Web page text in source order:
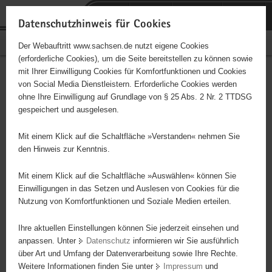
P
Portalübergreifende
Navigation
Bürgerschaftliches Engagement
Hauptinhalt
EC-Jugendkreis
Mildenau/Mauersberg
Jugendliche geeignet.
Der EC-Jugendkreis Mildenau/Mauersberg ist eine offene Kinder-
und Jugendarbeit in den Orten Mildenau und Mauersberg.
Wöchentlich finden Kinder- und Jugendstunden statt. In der
Jugendarbeit wird jeden Samstag ein gemeinsamer Abend zu
Datenschutzhinweis für Cookies
Der Webauftritt www.sachsen.de nutzt eigene Cookies
(erforderliche Cookies), um die Seite bereitstellen zu können sowie
mit Ihrer Einwilligung Cookies für Komfortfunktionen und Cookies
von Social Media Dienstleistern. Erforderliche Cookies werden
ohne Ihre Einwilligung auf Grundlage von § 25 Abs. 2 Nr. 2 TTDSG
gespeichert und ausgelesen.
Mit einem Klick auf die Schaltfläche »Verstanden« nehmen Sie
den Hinweis zur Kenntnis.
Mit einem Klick auf die Schaltfläche »Auswählen« können Sie
Einwilligungen in das Setzen und Auslesen von Cookies für die
Nutzung von Komfortfunktionen und Soziale Medien erteilen.
Ihre aktuellen Einstellungen können Sie jederzeit einsehen und
anpassen. Unter
Datenschutz informieren wir Sie ausführlich
über Art und Umfang der Datenverarbeitung sowie Ihre Rechte.
Weitere Informationen finden Sie unter
Impressum und